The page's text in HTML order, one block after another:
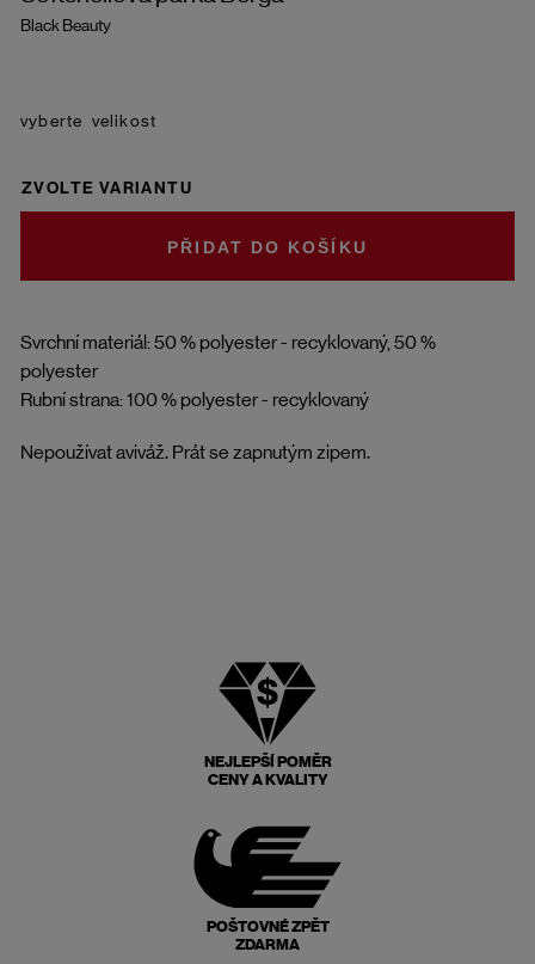
Black Beauty
Svrchní materiál: 50 % polyester - recyklovaný, 50 %
polyester
Rubní strana: 100 % polyester - recyklovaný
Nepoužívat aviváž. Prát se zapnutým zipem.
velikost
ZVOLTE VARIANTU
DO KOŠÍKU
NEJLEPŠÍ POMĚR
CENY A KVALITY
POŠTOVNÉ ZPĚT
ZDARMA